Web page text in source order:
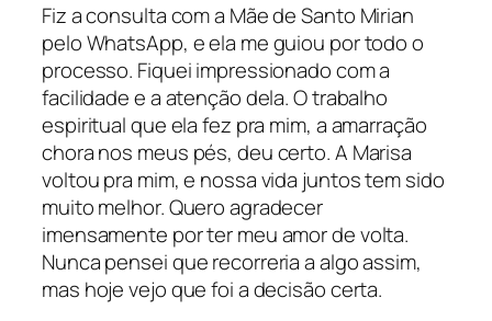
Fiz a consulta com a Mãe de Santo Mirian
pelo WhatsApp, e ela me guiou por todo o
processo. Fiquei impressionado com a
facilidade e a atenção dela. O trabalho
espiritual que ela fez pra mim, a amarração
chora nos meus pés, deu certo. A Marisa
voltou pra mim, e nossa vida juntos tem sido
muito melhor. Quero agradecer
imensamente por ter meu amor de volta.
Nunca pensei que recorreria a algo assim,
mas hoje vejo que foi a decisão certa.